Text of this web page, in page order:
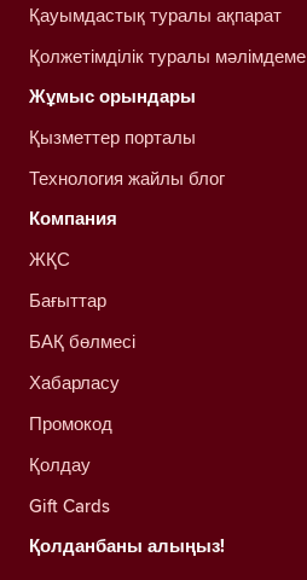
Қауымдастық туралы ақпарат
Қолжетімділік туралы мәлімдеме
Жұмыс орындары
Қызметтер порталы
Технология жайлы блог
Компания
ЖҚС
Бағыттар
БАҚ бөлмесі
Хабарласу
Промокод
Қолдау
Gift Cards
Қолданбаны алыңыз!